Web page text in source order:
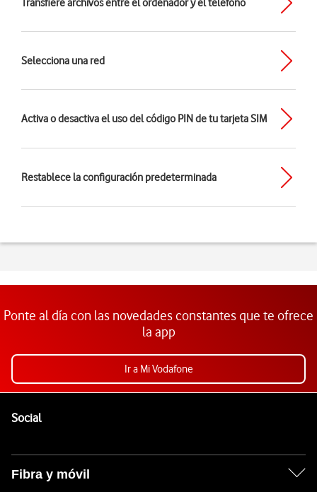
Transfiere archivos entre el ordenador y el teléfono
Selecciona una red
Activa o desactiva el uso del código PIN de tu tarjeta SIM
Restablece la configuración predeterminada
Ponte al día con las novedades constantes que te ofrece
la app
Ir a Mi Vodafone
SocialEnlaces a las redes sociales de Vodafone
Fibra y móvil